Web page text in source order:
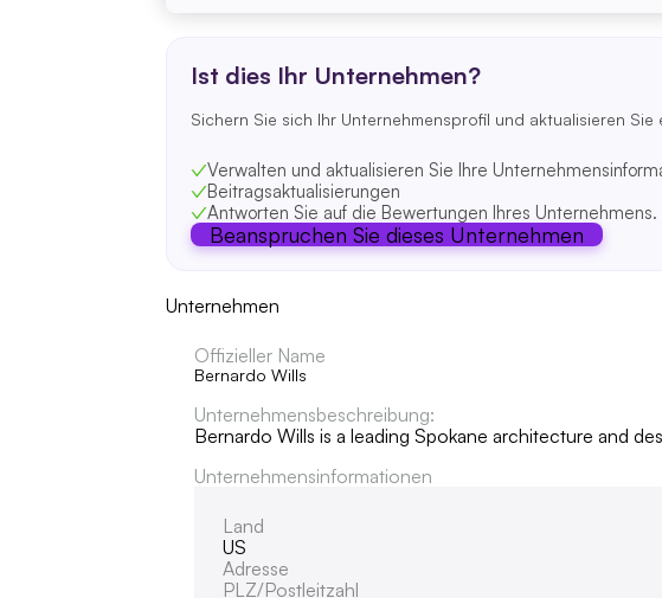
Ist dies Ihr Unternehmen?
Sichern Sie sich Ihr Unternehmensprofil und aktualisieren
Verwalten und aktualisieren Sie Ihre
Beitragsaktualisierungen
Antworten Sie auf die Bewertungen Ihres Unternehmens.
Beanspruchen Sie dieses Unternehmen
Unternehmen
Offizieller Name
Bernardo Wills
Unternehmensbeschreibung:
Bernardo Wills is a leading Spokane architecture and
Unternehmensinformationen
Land
US
Adresse
PLZ/Postleitzahl